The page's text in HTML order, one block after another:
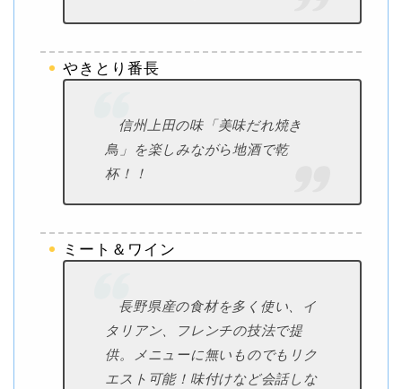
やきとり番長
信州上田の味「美味だれ焼き
鳥」を楽しみながら地酒で乾
杯！！
ミート＆ワイン
長野県産の食材を多く使い、イ
タリアン、フレンチの技法で提
供。メニューに無いものでもリク
エスト可能！味付けなど会話しな